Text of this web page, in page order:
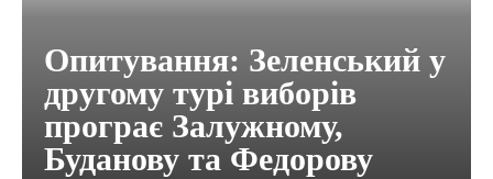
Опитування: Зеленський у
другому турі виборів
програє Залужному,
Буданову та Федорову